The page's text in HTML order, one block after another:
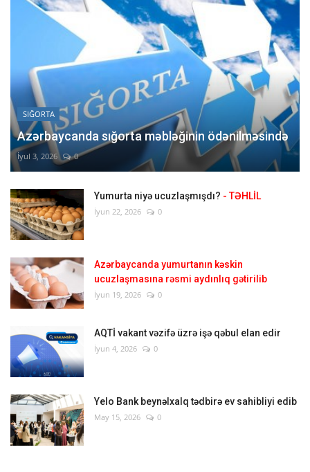
SIĞORTA
Azərbaycanda sığorta məbləğinin ödənilməsində
İyul 3, 2026 0
Yumurta niyə ucuzlaşmışdı? - TƏHLİL
İyun 22, 2026 0
Azərbaycanda yumurtanın kəskin
ucuzlaşmasına rəsmi aydınlıq gətirilib
İyun 19, 2026 0
AQTİ vakant vəzifə üzrə işə qəbul elan edir
İyun 4, 2026 0
Yelo Bank beynəlxalq tədbirə ev sahibliyi edib
May 15, 2026 0